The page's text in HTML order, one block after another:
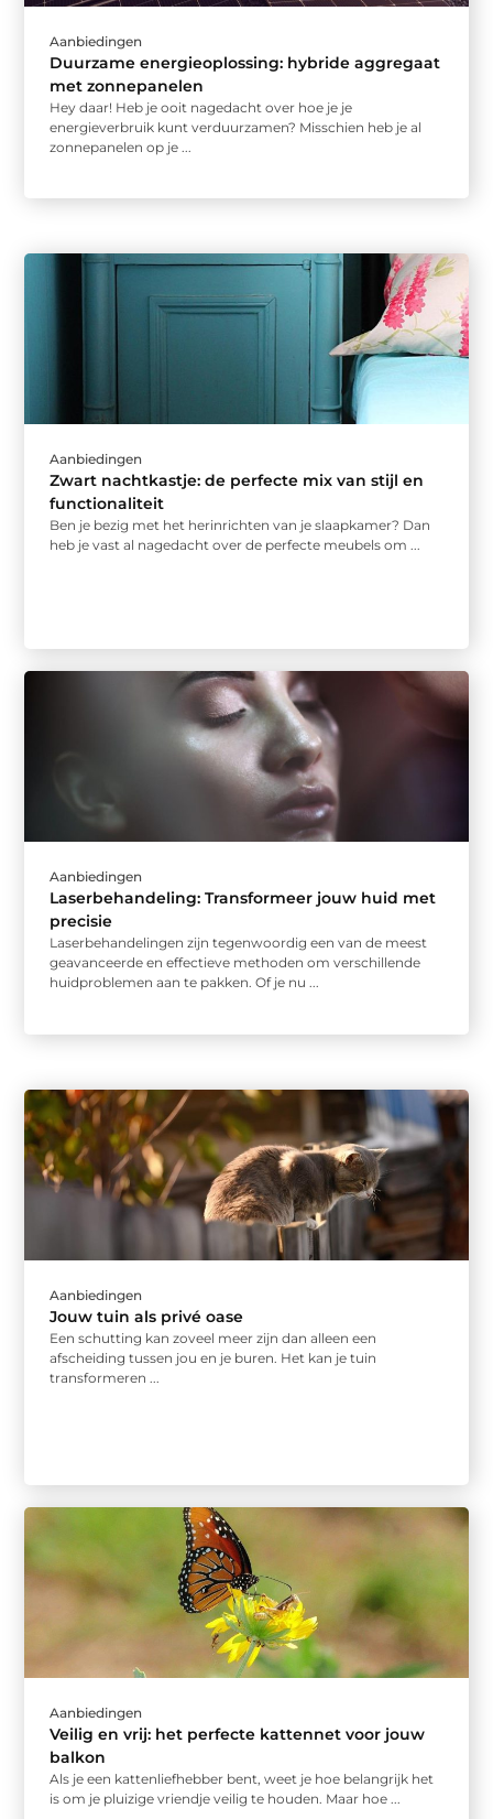
Aanbiedingen
Duurzame energieoplossing: hybride aggregaat
met zonnepanelen
Hey daar! Heb je ooit nagedacht over hoe je je
energieverbruik kunt verduurzamen? Misschien heb je al
zonnepanelen op je ...
Aanbiedingen
Zwart nachtkastje: de perfecte mix van stijl en
functionaliteit
Ben je bezig met het herinrichten van je slaapkamer? Dan
heb je vast al nagedacht over de perfecte meubels om ...
Aanbiedingen
Laserbehandeling: Transformeer jouw huid met
precisie
Laserbehandelingen zijn tegenwoordig een van de meest
geavanceerde en effectieve methoden om verschillende
huidproblemen aan te pakken. Of je nu ...
Aanbiedingen
Jouw tuin als privé oase
Een schutting kan zoveel meer zijn dan alleen een
afscheiding tussen jou en je buren. Het kan je tuin
transformeren ...
Aanbiedingen
Veilig en vrij: het perfecte kattennet voor jouw
balkon
Als je een kattenliefhebber bent, weet je hoe belangrijk het
is om je pluizige vriendje veilig te houden. Maar hoe ...